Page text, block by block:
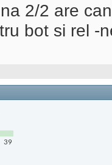
2/2 are
bot si rel -
39